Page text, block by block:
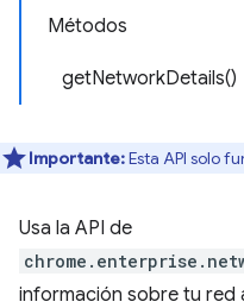
Métodos
getNetworkDetails()
Importante:Esta API solo
Usa la API de
información sobre tu red